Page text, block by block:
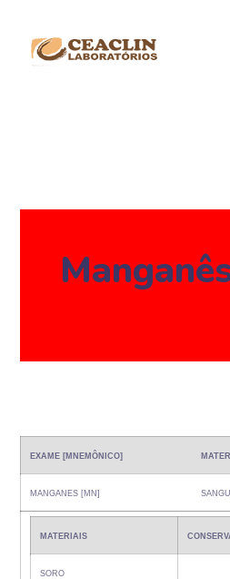
EXAME [MNEMÔNICO]
MANGANES [MN]
MATERIAIS
SORO